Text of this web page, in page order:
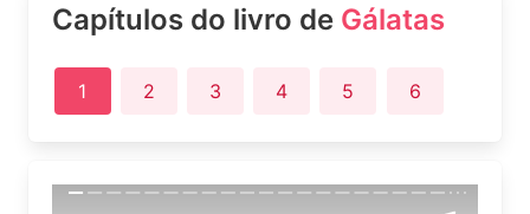
Capítulos do livro de Gálatas
1 2 3 4 5 6